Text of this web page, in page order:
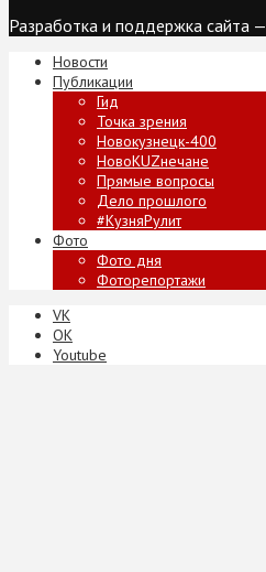
Разработка и поддержка сайта —
Новости
Публикации
Гид
Точка зрения
Новокузнецк-400
НовоKUZнечане
Прямые вопросы
Дело прошлого
#КузняРулит
Фото
Фото дня
Фоторепортажи
VK
ОК
Youtube